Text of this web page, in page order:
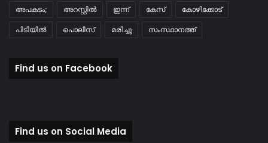
അപകടം; അറസ്റ്റിൽ ഇന്ന് കേസ് കോഴിക്കോട്
പിടിയിൽ പൊലീസ് മരിച്ചു സംസ്ഥാനത്ത്
Find us on Facebook
Find us on Social Media